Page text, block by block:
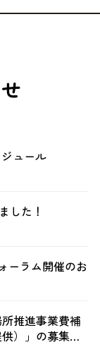
ジュール
した！
ーラム開催のお
推進事業費補
）」の募集開